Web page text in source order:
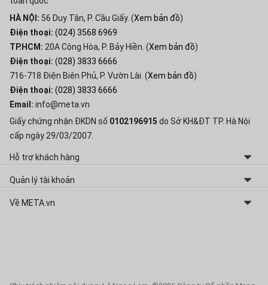
HÀ NỘI: 56 Duy Tân, P. Cầu Giấy. (Xem bản đồ)
Điện thoại: (024) 3568 6969
TP.HCM: 20A Cộng Hòa, P. Bảy Hiền. (Xem bản đồ)
Điện thoại: (028) 3833 6666
716-718 Điện Biên Phủ, P. Vườn Lài. (Xem bản đồ)
Điện thoại: (028) 3833 6666
Email: info@meta.vn
Giấy chứng nhận ĐKDN số 0102196915 do Sở KH&ĐT TP. Hà Nội
cấp ngày 29/03/2007.
Hỗ trợ khách hàng
Chính sách và Quy định chung
Quản lý tài khoản
Thay đổi thông tin
Về META.vn